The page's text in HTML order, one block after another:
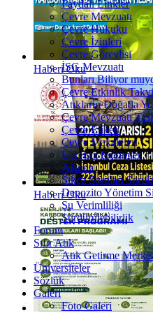
Haberi Oku
Haberi Oku
Faydalı Linkler
Çevre Mevzuatı
Çevre Hukuku
Çevre İzinleri
Çevre Görevlisi
İSG Mevzuatı
Bunları Biliyor
Çevre Etkinlik
Atıkların Doğada
Çevre Mevzuatı
Çevre Etiketi
Çevre Makaleleri
Ücretsiz Eğitimler
Ajanda
Sıkça Sorulan
Depozito Yönetim
Su Verimliliği
Sürdürülebilirlik
Forum
Sıfır Atık
Atık Getirme
Üniversiteler
Sözlük
Galeri
Foto Galeri